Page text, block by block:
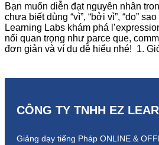
Bạn muốn diễn đạt nguyên nhân
chưa biết dùng “vì”, “bởi vì”, “do”
Learning Labs khám phá
nối quan trọng như parce que,
đơn giản và ví dụ dễ hiểu nhé! 1.
CÔNG TY TNHH EZ
Giảng dạy tiếng Pháp ONLINE &